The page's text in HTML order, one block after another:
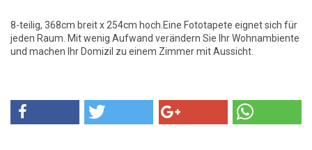
8-teilig, 368cm breit x 254cm hoch.Eine Fototapete eignet sich für
jeden Raum. Mit wenig Aufwand verändern Sie Ihr Wohnambiente
und machen Ihr Domizil zu einem Zimmer mit Aussicht.